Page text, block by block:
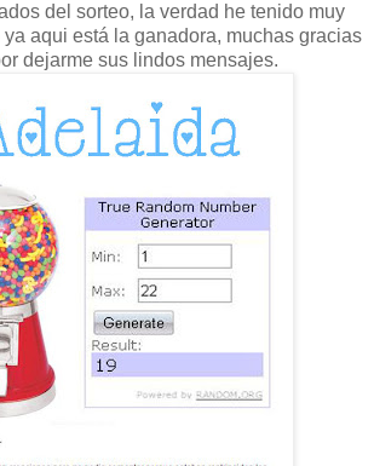
del sorteo, la verdad he tenido muy
aqui está la ganadora, muchas gracias
dejarme sus lindos mensajes.